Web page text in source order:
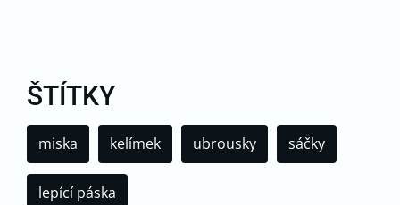
ŠTÍTKY
miska kelímek ubrousky sáčky
lepící páska